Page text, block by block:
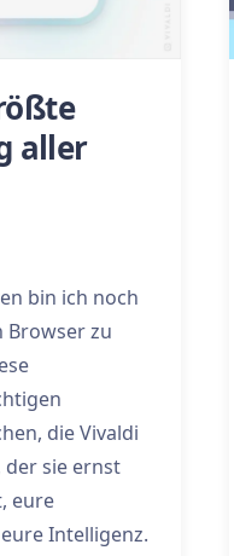
aller
bin ich noch
Browser zu
die Vivaldi
der sie ernst
eure
Intelligenz.